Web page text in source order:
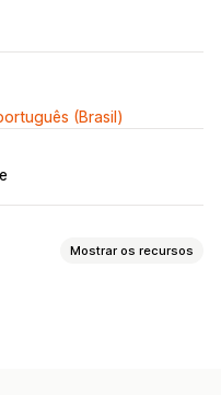
(Brasil)
Mostrar os recursos